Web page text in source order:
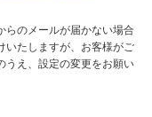
らのメールが届かない場合
いたしますが、お客様がご
うえ、設定の変更をお願い